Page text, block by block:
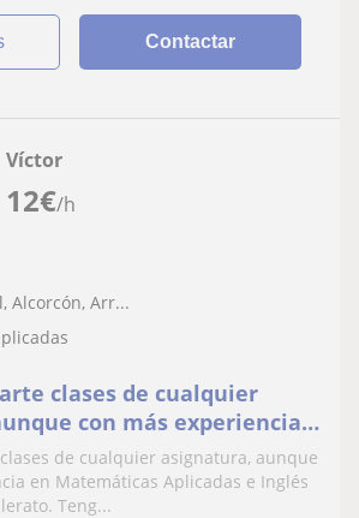
Contactar
12€/h
Víctor
Alcorcón, Arr...
clases de cualquier
con más experiencia
Aplicadas e Inglés para
de cualquier asignatura, aunque
en Matemáticas Aplicadas e Inglés
Teng...